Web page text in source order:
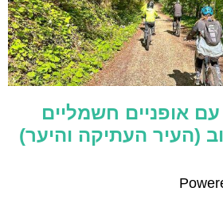
אופניים חשמליים
(העיר העתיקה והיער)